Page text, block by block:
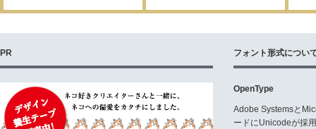
PR フォント形式につい
OpenType
Adobe Systemsと
ードにUnicodeが採